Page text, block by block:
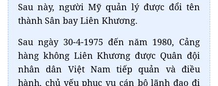
Sau này, người Mỹ quản lý được đổi tên
thành Sân bay Liên Khương.
Sau ngày 30-4-1975 đến năm 1980, Cảng
hàng không Liên Khương được Quân đội
nhân dân Việt Nam tiếp quản và điều
hành, chủ yếu phục vụ cán bộ lãnh đạo đi